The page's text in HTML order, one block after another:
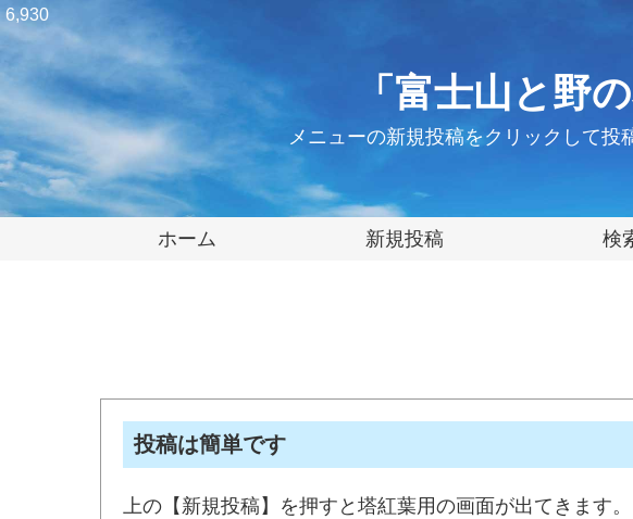
「富士山と野
メニューの新規投稿をクリックして
ホーム 新規投稿 検
6,930
投稿は簡単です
上の【新規投稿】を押すと塔紅葉用の画面が出てきます